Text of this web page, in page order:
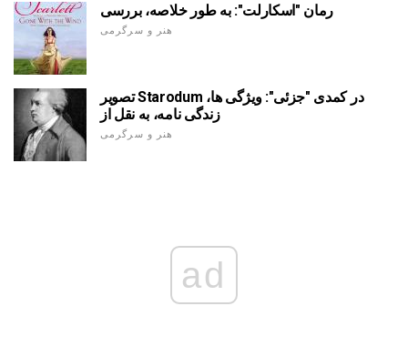
رمان "اسکارلت": به طور خلاصه، بررسی
هنر و سرگرمی
تصویر Starodum در کمدی "جزئی": ویژگی ها،
زندگی نامه، به نقل از
هنر و سرگرمی
ad